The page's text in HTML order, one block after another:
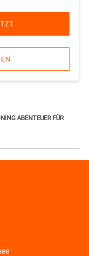
ABENTEUER FÜR